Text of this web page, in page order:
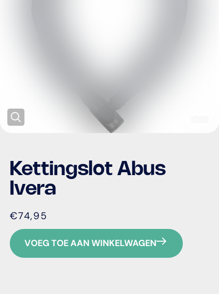
Kettingslot Abus
Ivera
€74,95
VOEG TOE AAN WINKELWAGEN